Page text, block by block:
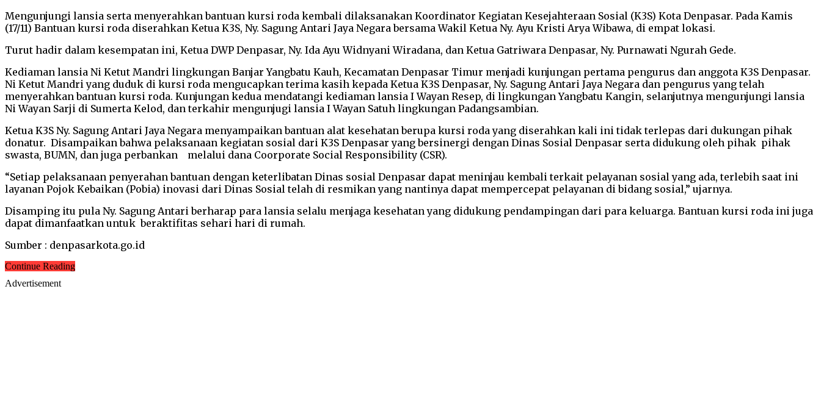
Mengunjungi lansia serta menyerahkan bantuan kursi roda kembali dilaksanakan Koordinator Kegiatan Kesejahteraan Sosial (K3S) Kota Denpasar. Pada Kamis
(17/11) Bantuan kursi roda diserahkan Ketua K3S, Ny. Sagung Antari Jaya Negara bersama Wakil Ketua Ny. Ayu Kristi Arya Wibawa, di empat lokasi.
Turut hadir dalam kesempatan ini, Ketua DWP Denpasar, Ny. Ida Ayu Widnyani Wiradana, dan Ketua Gatriwara Denpasar, Ny. Purnawati Ngurah Gede.
Kediaman lansia Ni Ketut Mandri lingkungan Banjar Yangbatu Kauh, Kecamatan Denpasar Timur menjadi kunjungan pertama pengurus dan anggota K3S Denpasar.
Ni Ketut Mandri yang duduk di kursi roda mengucapkan terima kasih kepada Ketua K3S Denpasar, Ny. Sagung Antari Jaya Negara dan pengurus yang telah
menyerahkan bantuan kursi roda. Kunjungan kedua mendatangi kediaman lansia I Wayan Resep, di lingkungan Yangbatu Kangin, selanjutnya mengunjungi lansia
Ni Wayan Sarji di Sumerta Kelod, dan terkahir mengunjugi lansia I Wayan Satuh lingkungan Padangsambian.
Ketua K3S Ny. Sagung Antari Jaya Negara menyampaikan bantuan alat kesehatan berupa kursi roda yang diserahkan kali ini tidak terlepas dari dukungan pihak
donatur. Disampaikan bahwa pelaksanaan kegiatan sosial dari K3S Denpasar yang bersinergi dengan Dinas Sosial Denpasar serta didukung oleh pihak pihak
swasta, BUMN, dan juga perbankan melalui dana Coorporate Social Responsibility (CSR).
“Setiap pelaksanaan penyerahan bantuan dengan keterlibatan Dinas sosial Denpasar dapat meninjau kembali terkait pelayanan sosial yang ada, terlebih saat ini
layanan Pojok Kebaikan (Pobia) inovasi dari Dinas Sosial telah di resmikan yang nantinya dapat mempercepat pelayanan di bidang sosial,” ujarnya.
Disamping itu pula Ny. Sagung Antari berharap para lansia selalu menjaga kesehatan yang didukung pendampingan dari para keluarga. Bantuan kursi roda ini juga
dapat dimanfaatkan untuk beraktifitas sehari hari di rumah.
Sumber : denpasarkota.go.id
Continue Reading
Advertisement